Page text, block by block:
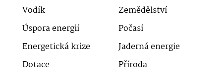
Vodík
Zemědělství
Úspora energií
Počasí
Energetická krize
Jaderná energie
Dotace
Příroda